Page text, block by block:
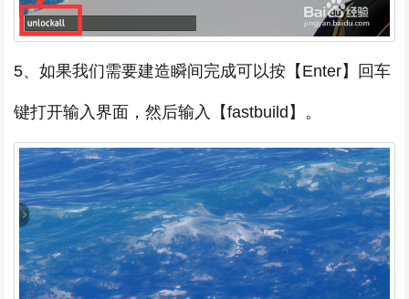
5、如果我们需要建造瞬间完成可以按【Enter】回车
键打开输入界面，然后输入【fastbuild】。